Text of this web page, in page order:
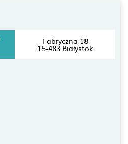
Fabryczna 18
15-483 Białystok